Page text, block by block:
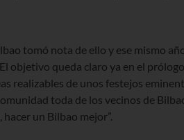
tomó nota de ello y ese mismo
. El objetivo queda claro ya en el
realizables de unos festejos
toda de los vecinos de
un Bilbao mejor”.